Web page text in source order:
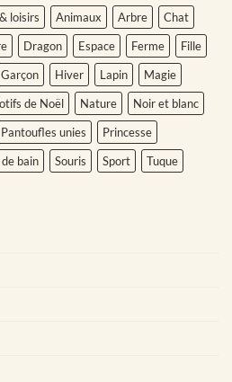
loisirs Animaux Arbre
Chat
Dragon Espace Ferme
Fille
Garçon Hiver Lapin
Magie
de Noël Nature
Noir et blanc
Pantoufles unies
Princesse
bain Souris Sport
Tuque